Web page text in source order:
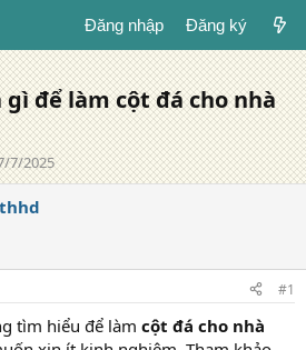
Đăng nhập Đăng ký
để làm cột đá cho nhà
7/2025
#1
tìm hiểu để làm cột đá cho nhà